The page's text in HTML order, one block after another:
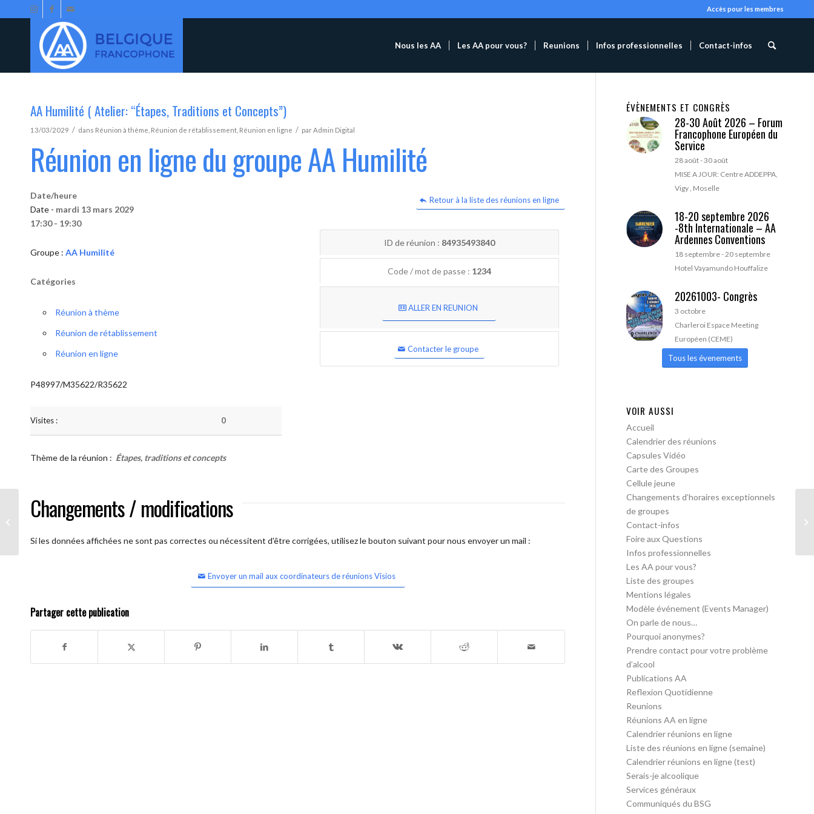
Accès pour les membres
Nous les AA Les AA pour vous? Reunions Infos professionnelles Contact-infos
AA Humilité ( Atelier: “Étapes, Traditions et Concepts”)
13/03/2029 / dans Réunion à thème Réunion de rétablissement Réunion en ligne / parAdmin Digital
Réunion en ligne du groupe AA Humilité
Retour à la liste des réunions en ligne
Date/heure
Date - mardi 13 mars 2029
17:30 - 19:30
Groupe : AA Humilité
Catégories
Réunion à thème
Réunion de rétablissement
Réunion en ligne
P48997/M35622/R35622
Visites : 0
ID de réunion : 84935493840
Code / mot de passe : 1234
ALLER EN REUNION
Contacter le groupe
Thème de la réunion : Étapes, traditions et concepts
Changements / modifications
Si les données affichées ne sont pas correctes ou nécessitent d'être corrigées, utilisez le bouton suivant pour nous envoyer un mail :
Envoyer un mail aux coordinateurs de réunions Visios
Partager cette publication
ÉVÈNEMENTS ET CONGRÈS
28-30 Août 2026 – Forum
Francophone Européen du
Service
28 août-30 août
MISE A JOUR: Centre ADDEPPA,
Vigy , Moselle
18-20 septembre 2026
-8th Internationale – AA
Ardennes Conventions
18 septembre-20 septembre
Hotel Vayamundo Houffalize
20261003- Congrès
3 octobre
Charleroi Espace Meeting
Européen (CEME)
Tous les évenements
VOIR AUSSI
Accueil
Calendrier des réunions
Capsules Vidéo
Carte des Groupes
Cellule jeune
Changements d’horaires exceptionnels
de groupes
Contact-infos
Foire aux Questions
Infos professionnelles
Les AA pour vous?
Liste des groupes
Mentions légales
Modèle événement (Events Manager)
On parle de nous…
Pourquoi anonymes?
Prendre contact pour votre problème
d’alcool
Publications AA
Reflexion Quotidienne
Reunions
Réunions AA en ligne
Calendrier réunions en ligne
Liste des réunions en ligne (semaine)
Calendrier réunions en ligne (test)
Serais-je alcoolique
Services généraux
Communiqués du BSG
AA Humilité ( Atelier: “Étapes,